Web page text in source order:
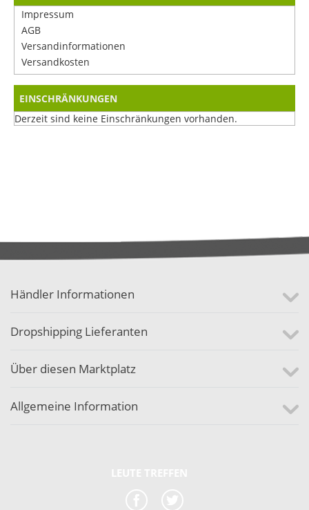
Impressum
AGB
Versandinformationen
Versandkosten
EINSCHRÄNKUNGEN
Derzeit sind keine Einschränkungen vorhanden.
Händler Informationen
Dropshipping Lieferanten
Über diesen Marktplatz
Allgemeine Information